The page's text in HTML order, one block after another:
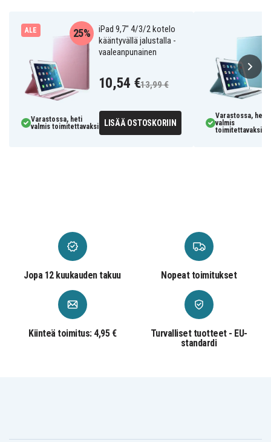
ALE
iPad 9,7" 4/3/2 kotelo
kääntyvällä jalustalla -
vaaleanpunainen
25%
10,54 €13,99 €
Varastossa, heti
valmis toimitettavaksi
LISÄÄ OSTOSKORIIN
Varastossa, heti
valmis
toimitettavaksi
Jopa 12 kuukauden takuu Nopeat toimitukset
Kiinteä toimitus: 4,95 €
Turvalliset tuotteet - EU-
standardi